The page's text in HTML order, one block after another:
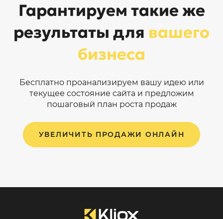
Гарантируем такие же
результаты для вашего
бизнеса
Бесплатно проанализируем вашу идею или
текущее состояние сайта и предложим
пошаговый план роста продаж
УВЕЛИЧИТЬ ПРОДАЖИ ОНЛАЙН